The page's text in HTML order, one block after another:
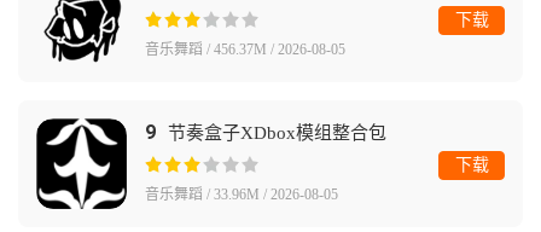
音乐舞蹈 / 456.37M / 2026-08-05
下载
9 节奏盒子XDbox模组整合包
音乐舞蹈 / 33.96M / 2026-08-05
下载